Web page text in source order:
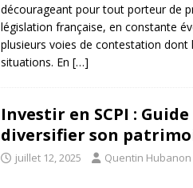
décourageant pour tout porteur de
législation française, en constante
plusieurs voies de contestation dont
situations. En […]
Investir en SCPI :
diversifier son
juillet 12, 2025 Quentin Hubanon